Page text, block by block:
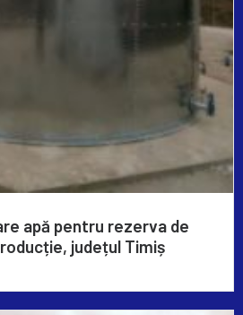
apă pentru rezerva de
județul Timiș